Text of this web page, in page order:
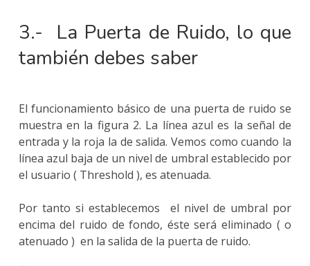
3.- La Puerta de Ruido, lo que
también debes saber
El funcionamiento básico de una puerta de ruido se
muestra en la figura 2. La línea azul es la señal de
entrada y la roja la de salida. Vemos como cuando la
línea azul baja de un nivel de umbral establecido por
el usuario ( Threshold ), es atenuada.
Por tanto si establecemos el nivel de umbral por
encima del ruido de fondo, éste será eliminado ( o
atenuado ) en la salida de la puerta de ruido.